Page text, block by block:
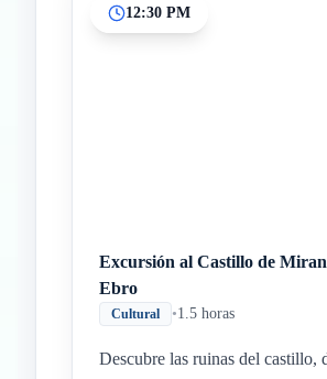
12:30 PM
Excursión al Castillo de
Ebro
Cultural •1.5 horas
Descubre las ruinas del castillo,